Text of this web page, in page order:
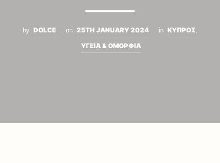
by DOLCE on 25TH JANUARY 2024 in ΚΥΠΡΟΣ,
ΥΓΕΙΑ & ΟΜΟΡΦΙΑ